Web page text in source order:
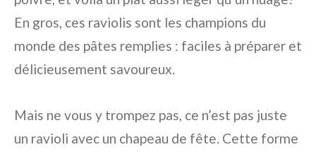
En gros, ces raviolis sont les champions du
monde des pâtes remplies : faciles à préparer et
délicieusement savoureux.
Mais ne vous y trompez pas, ce n’est pas juste
un ravioli avec un chapeau de fête. Cette forme